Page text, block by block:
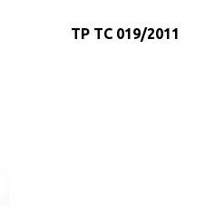
ТР ТС 019/2011